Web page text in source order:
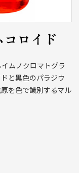
ロイド
ムノクロマトグラ
と黒色のパラジウ
を色で識別するマル